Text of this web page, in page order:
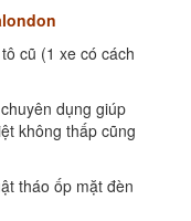
cũ (1 xe có cách
dụng giúp
không thấp cũng
tháo ốp mặt đèn